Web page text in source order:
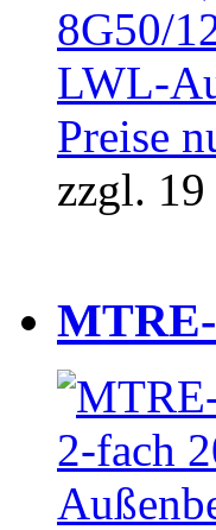
Preise
zzgl.
MTRE-